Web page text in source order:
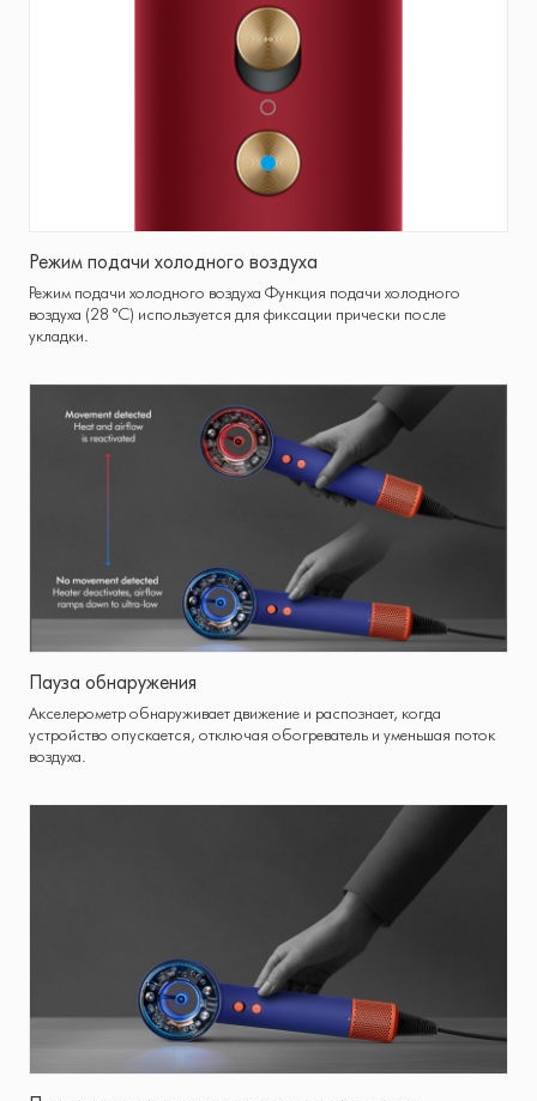
Режим подачи холодного воздуха
Режим подачи холодного воздуха Функция подачи холодного
воздуха (28 °C) используется для фиксации прически после
укладки.
Пауза обнаружения
Акселерометр обнаруживает движение и распознает, когда
устройство опускается, отключая обогреватель и уменьшая поток
воздуха.